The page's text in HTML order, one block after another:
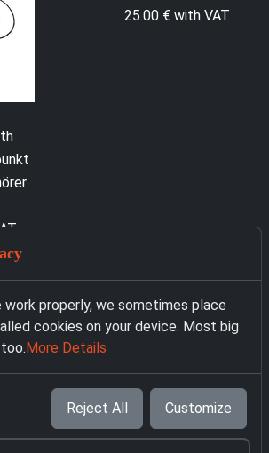
25.00 € with VAT
properly, we sometimes place
cookies on your device. Most big
More Details
Reject All Customize